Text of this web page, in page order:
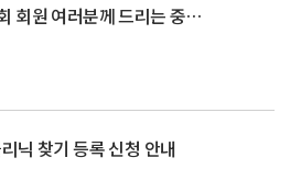
대한수면호흡학회 회원 여러분께 드리는 중요 공지
닉 찾기 등록 신청 안내